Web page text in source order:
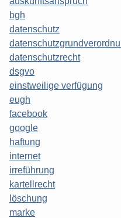
bgh
datenschutz
datenschutzrecht
dsgvo
einstweilige verfügung
eugh
facebook
google
haftung
internet
irreführung
kartellrecht
löschung
marke